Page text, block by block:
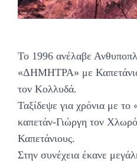
Το 1996 ανέλαβε
«ΔΗΜΗΤΡΑ» με
τον Κολλυδά.
Ταξίδεψε για χρόνια με
καπετάν-Γιώργη τον
Καπετάνιους.
Στην συνέχεια έκανε